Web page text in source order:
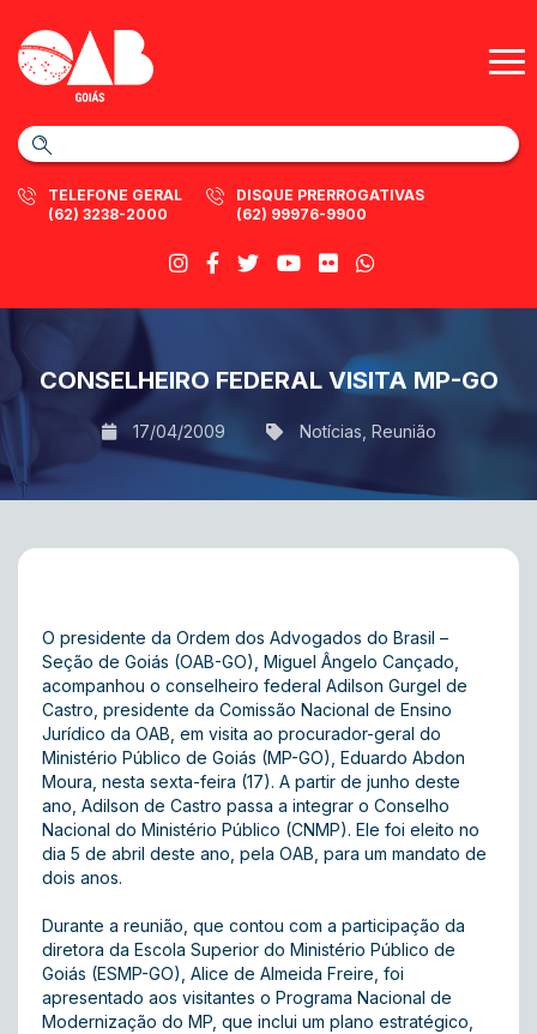
TELEFONE GERAL
(62) 3238-2000
DISQUE PRERROGATIVAS
(62) 99976-9900
CONSELHEIRO FEDERAL VISITA MP-GO
17/04/2009 Notícias Reunião
O presidente da Ordem dos Advogados do Brasil –
Seção de Goiás (OAB-GO), Miguel Ângelo Cançado,
acompanhou o conselheiro federal Adilson Gurgel de
Castro, presidente da Comissão Nacional de Ensino
Jurídico da OAB, em visita ao procurador-geral do
Ministério Público de Goiás (MP-GO), Eduardo Abdon
Moura, nesta sexta-feira (17). A partir de junho deste
ano, Adilson de Castro passa a integrar o Conselho
Nacional do Ministério Público (CNMP). Ele foi eleito no
dia 5 de abril deste ano, pela OAB, para um mandato de
dois anos.
Durante a reunião, que contou com a participação da
diretora da Escola Superior do Ministério Público de
Goiás (ESMP-GO), Alice de Almeida Freire, foi
apresentado aos visitantes o Programa Nacional de
Modernização do MP, que inclui um plano estratégico,